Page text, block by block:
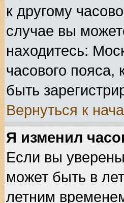
к другому
случае вы
находитесь:
часового пояса,
быть
Вернуться к
Я изменил
Если вы
может быть в
летним